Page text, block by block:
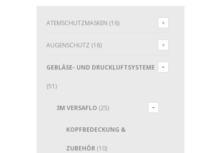
ATEMSCHUTZMASKEN (16)
AUGENSCHUTZ (18)
GEBLÄSE- UND DRUCKLUFTSYSTEME
(51)
3M VERSAFLO (25)
KOPFBEDECKUNG &
ZUBEHÖR (10)